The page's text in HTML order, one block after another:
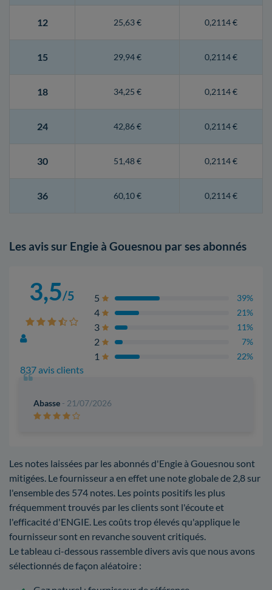
12 25,63 € 0,2114 €
15 29,94 € 0,2114 €
18 34,25 € 0,2114 €
24 42,86 € 0,2114 €
30 51,48 € 0,2114 €
36 60,10 € 0,2114 €
Les avis sur Engie à Gouesnou par ses abonnés
3,5/5
837 avis clients
5 39%
4 21%
3 11%
2 7%
1 22%
Abasse - 21/07/2026
Les notes laissées par les abonnés d'Engie à Gouesnou sont
mitigées. Le fournisseur a en effet une note globale de 2,8 sur
l'ensemble des 574 notes. Les points positifs les plus
fréquemment trouvés par les clients sont l'écoute et
l'efficacité d'ENGIE. Les coûts trop élevés qu'applique le
fournisseur sont en revanche souvent critiqués.
Le tableau ci-dessous rassemble divers avis que nous avons
sélectionnés de façon aléatoire :